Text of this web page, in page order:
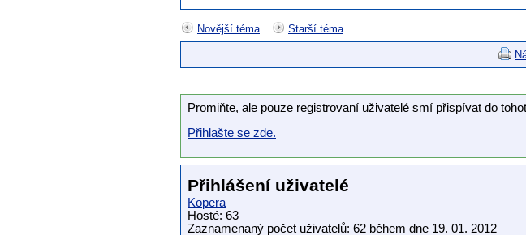
Novější téma Starší téma
Promiňte, ale pouze registrovaní uživatelé smí přispívat do
Přihlašte se zde.
Přihlášení uživatelé
Kopera
Hosté: 63
Zaznamenaný počet uživatelů: 62 během dne 19. 01. 2012